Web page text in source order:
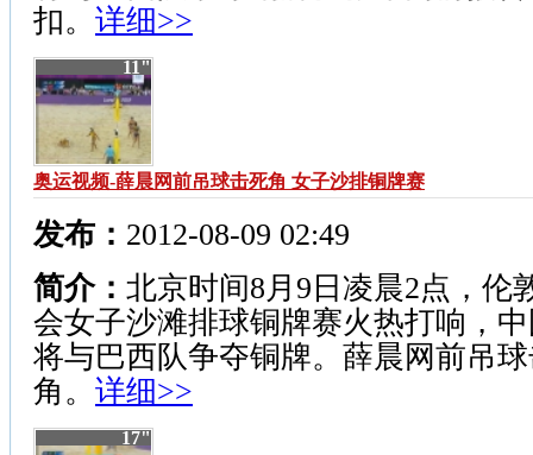
扣。 详细>>
11"
奥运视频-薛晨网前吊球击死角 女子沙排铜牌赛
发布： 2012-08-09 02:49
简介： 北京时间8月9日凌晨2点，伦
会女子沙滩排球铜牌赛火热打响，
将与巴西队争夺铜牌。薛晨网前吊
角。 详细>>
17"